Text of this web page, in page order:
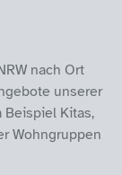
nach Ort
unserer
Beispiel Kitas,
Wohngruppen